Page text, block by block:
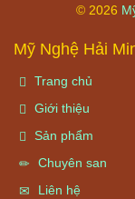
© 2026
Mỹ Nghệ Hải
Trang chủ
Giới thiệu
Sản phẩm
Chuyên san
Liên hệ